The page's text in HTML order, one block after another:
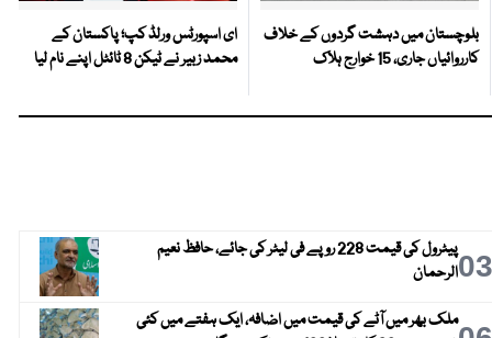
بلوچستان میں دہشت گردوں کے خلاف
کارروائیاں جاری، 15 خوارج ہلاک
ای اسپورٹس ورلڈ کپ؛ پاکستان کے
محمد زبیر نے ٹیکن 8 ٹائٹل اپنے نام لیا
03
پیٹرول کی قیمت 228 روپے فی لیٹر کی جائے، حافظ نعیم
الرحمان
ملک بھر میں آٹے کی قیمت میں اضافہ، ایک ہفتے میں کئی